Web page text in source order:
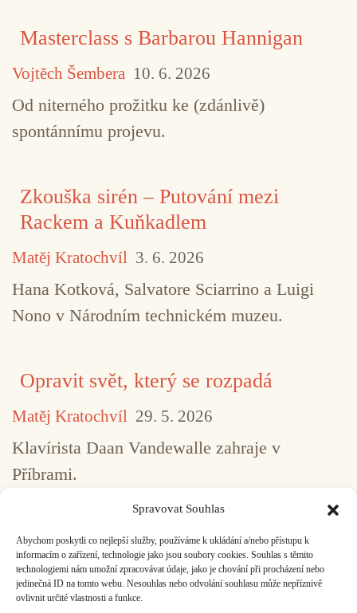
Spravovat Souhlas
Abychom poskytli co nejlepší služby, používáme k ukládání a/nebo přístupu k
informacím o zařízení, technologie jako jsou soubory cookies. Souhlas s těmito
technologiemi nám umožní zpracovávat údaje, jako je chování při procházení nebo
jedinečná ID na tomto webu. Nesouhlas nebo odvolání souhlasu může nepříznivě
ovlivnit určité vlastnosti a funkce.
Masterclass s Barbarou Hannigan
Vojtěch Šembera 10. 6. 2026
Od niterného prožitku ke (zdánlivě)
spontánnímu projevu.
Zkouška sirén – Putování mezi
Rackem a Kuňkadlem
Matěj Kratochvíl 3. 6. 2026
Hana Kotková, Salvatore Sciarrino a Luigi
Nono v Národním technickém muzeu.
Opravit svět, který se rozpadá
Matěj Kratochvíl 29. 5. 2026
Klavírista Daan Vandewalle zahraje v
Příbrami.
1 2 3 4 5 ... 517